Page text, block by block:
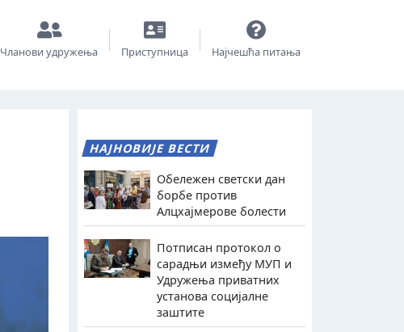
Чланови удружења Приступница Најчешћа питања
НАЈНОВИЈЕ ВЕСТИ
Обележен светски дан
борбе против
Алцхајмерове болести
Потписан протокол о
сарадњи између МУП и
Удружења приватних
установа социјалне
заштите